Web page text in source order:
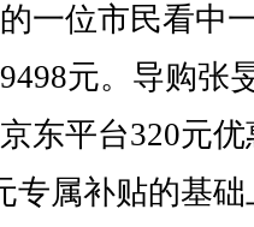
一位市民看中
元。导购张
东平台320元优
专属补贴的基础